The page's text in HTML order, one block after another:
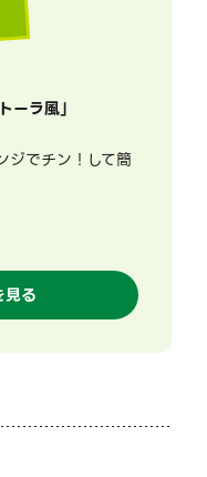
ーラ風」
ジでチン！して簡
見る